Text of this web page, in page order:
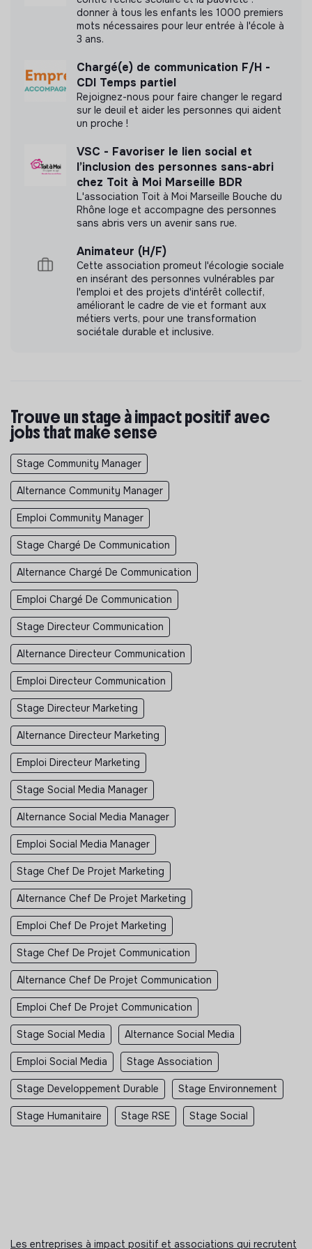
donner à tous les enfants les 1000 premiers
mots nécessaires pour leur entrée à l'école à
3 ans.
Chargé(e) de communication F/H -
CDI Temps partiel
Rejoignez-nous pour faire changer le regard
sur le deuil et aider les personnes qui aident
un proche !
VSC - Favoriser le lien social et
l’inclusion des personnes sans-abri
chez Toit à Moi Marseille BDR
L'association Toit à Moi Marseille Bouche du
Rhône loge et accompagne des personnes
sans abris vers un avenir sans rue.
Animateur (H/F)
Cette association promeut l'écologie sociale
en insérant des personnes vulnérables par
l'emploi et des projets d'intérêt collectif,
améliorant le cadre de vie et formant aux
métiers verts, pour une transformation
sociétale durable et inclusive.
Trouve un stage à impact positif avec
jobs that make sense
Stage Community Manager
Alternance Community Manager
Emploi Community Manager
Stage Chargé De Communication
Alternance Chargé De Communication
Emploi Chargé De Communication
Stage Directeur Communication
Alternance Directeur Communication
Emploi Directeur Communication
Stage Directeur Marketing
Alternance Directeur Marketing
Emploi Directeur Marketing
Stage Social Media Manager
Alternance Social Media Manager
Emploi Social Media Manager
Stage Chef De Projet Marketing
Alternance Chef De Projet Marketing
Emploi Chef De Projet Marketing
Stage Chef De Projet Communication
Alternance Chef De Projet Communication
Emploi Chef De Projet Communication
Stage Social Media Alternance Social Media
Emploi Social Media Stage Association
Stage Developpement Durable Stage Environnement
Stage Humanitaire Stage RSE Stage Social
Les entreprises à impact positif et associations qui recrutent